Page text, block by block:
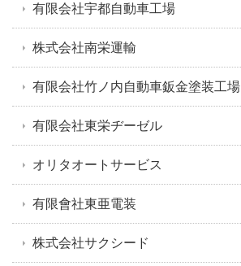
有限会社宇都自動車工場
株式会社南栄運輸
有限会社竹ノ内自動車鈑金塗装工場
有限会社東栄ヂーゼル
オリタオートサービス
有限會社東亜電装
株式会社サクシード